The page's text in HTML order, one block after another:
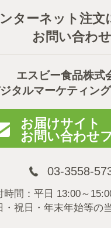
ターネット注文
お問い合わせ
エスビー食品株式
タルマーケティン
お届けサイト
お問い合わせ
03-3558-
時間：平日 13:00～
・祝日・年末年始等の